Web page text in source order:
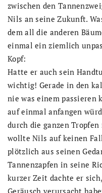
zwischen den
Nils an seine Zukunft.
dem all die anderen
einmal ein ziemlich
Kopf:
Hatte er auch sein
wichtig! Gerade in den
nie was einem passieren
auf einmal anfangen
durch die ganzen
wollte Nils auf keinen
plötzlich aus seinen
Tannenzapfen in seine
kurzer Zeit dachte er
Geräusch verursacht